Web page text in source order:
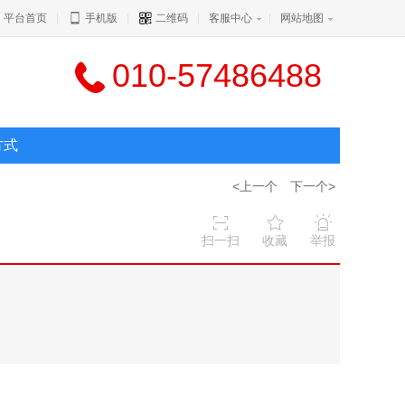
平台首页 手机版 二维码 客服中心 网站地图
010-57486488
式
<上一个 下一个>
扫一扫 收藏 举报